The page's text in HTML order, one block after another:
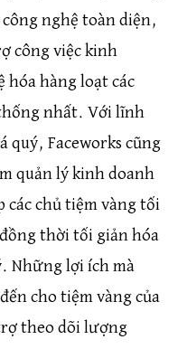
công nghệ toàn diện,
công việc kinh
hóa hàng loạt các
nhất. Với lĩnh
quý, Faceworks cũng
quản lý kinh doanh
các chủ tiệm vàng tối
thời tối giản hóa
Những lợi ích mà
cho tiệm vàng của
theo dõi lượng